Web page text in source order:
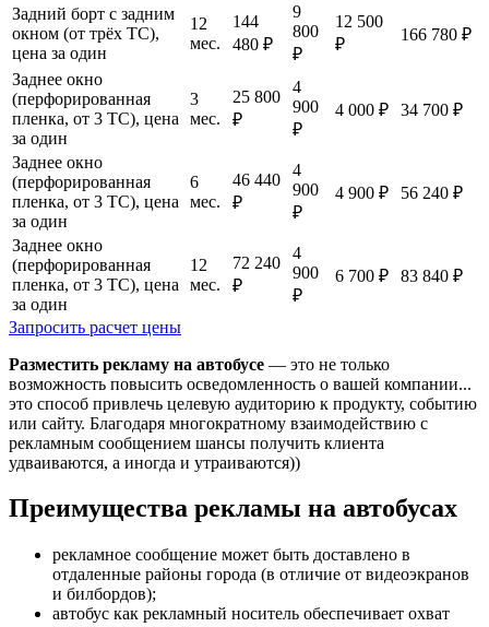
Задний борт с задним
окном (от трёх ТС),
цена за один
12
мес.
144
480 ₽
9
800
₽
12 500
₽
166 780 ₽
Заднее окно
(перфорированная
пленка, от 3 ТС), цена
за один
3
мес.
25 800
₽
4
900
₽
4 000 ₽ 34 700 ₽
Заднее окно
(перфорированная
пленка, от 3 ТС), цена
за один
6
мес.
46 440
₽
4
900
₽
4 900 ₽ 56 240 ₽
Заднее окно
(перфорированная
пленка, от 3 ТС), цена
за один
12
мес.
72 240
₽
4
900
₽
6 700 ₽ 83 840 ₽
Запросить расчет цены
Разместить рекламу на автобусе — это не только
возможность повысить осведомленность о вашей компании...
это способ привлечь целевую аудиторию к продукту, событию
или сайту. Благодаря многократному взаимодействию с
рекламным сообщением шансы получить клиента
удваиваются, а иногда и утраиваются))
Преимущества рекламы на автобусах
рекламное сообщение может быть доставлено в
отдаленные районы города (в отличие от видеоэкранов
и билбордов);
автобус как рекламный носитель обеспечивает охват